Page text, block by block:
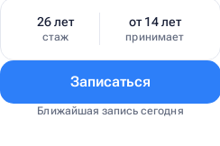
26 лет
стаж
от 14 лет
принимает
Записаться
Ближайшая запись сегодня